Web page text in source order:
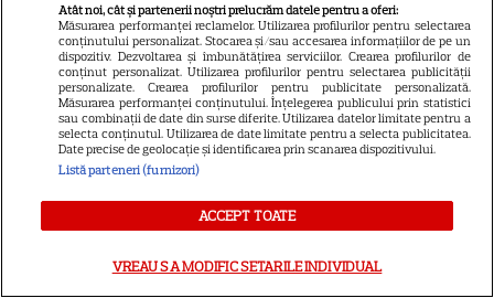
Ploaia de meteori Delta
Aquaride 2026: când o poți
vedea cel mai bine
Câte calorii are pepenele roșu
– beneficii și contraindicații
Atât noi, cât și partenerii noștri prelucrăm datele pentru a oferi:
Măsurarea performanței reclamelor. Utilizarea profilurilor pentru selectarea
conținutului personalizat. Stocarea și/sau accesarea informațiilor de pe un
dispozitiv. Dezvoltarea și îmbunătățirea serviciilor. Crearea profilurilor de
conținut personalizat. Utilizarea profilurilor pentru selectarea publicității
personalizate. Crearea profilurilor pentru publicitate personalizată.
Măsurarea performanței conținutului. Înțelegerea publicului prin statistici
sau combinații de date din surse diferite. Utilizarea datelor limitate pentru a
selecta conținutul. Utilizarea de date limitate pentru a selecta publicitatea.
Date precise de geolocație și identificarea prin scanarea dispozitivului.
Listă parteneri (furnizori)
ACCEPT TOATE
VREAU SA MODIFIC SETARILE INDIVIDUAL